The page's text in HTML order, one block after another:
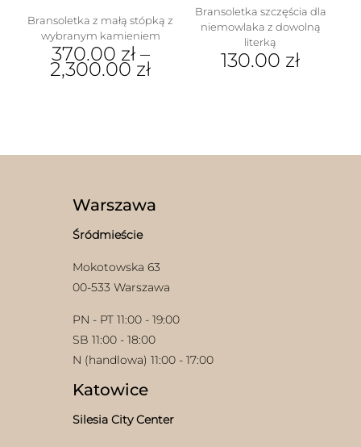
Bransoletka z małą stópką z
wybranym kamieniem
370.00 zł–
2,300.00 zł
na
produktu
Bransoletka szczęścia dla
niemowlaka z dowolną
literką
130.00 zł
Opcje
Warszawa
Śródmieście
Mokotowska 63
00-533 Warszawa
PN - PT 11:00 - 19:00
SB 11:00 - 18:00
N (handlowa) 11:00 - 17:00
Katowice
Silesia City Center